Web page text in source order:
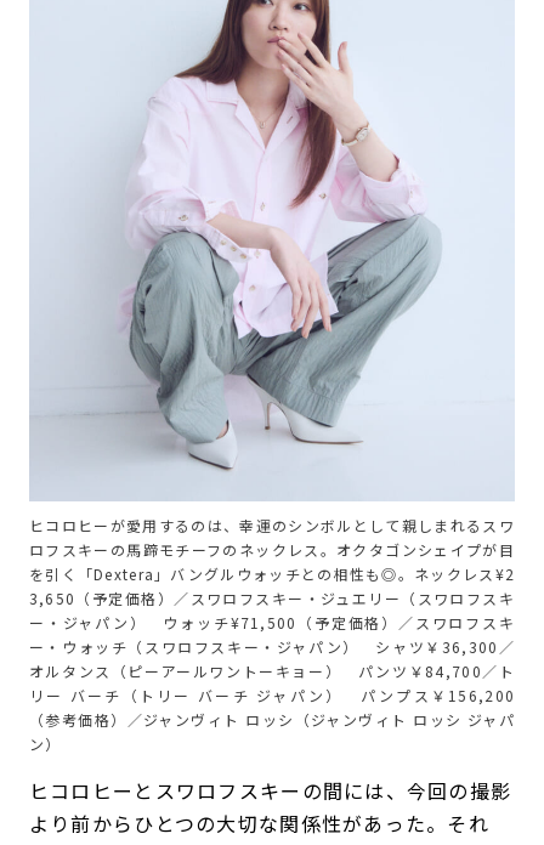
ヒコロヒーが愛用するのは、幸運のシンボルとして親しまれるスワ
ロフスキーの馬蹄モチーフのネックレス。オクタゴンシェイプが目
を引く「Dextera」バングルウォッチとの相性も◎。ネックレス¥2
3,650（予定価格）／スワロフスキー・ジュエリー（スワロフスキ
ー・ジャパン） ウォッチ¥71,500（予定価格）／スワロフスキ
ー・ウォッチ（スワロフスキー・ジャパン） シャツ￥36,300／
オルタンス（ピーアールワントーキョー） パンツ￥84,700／ト
リー バーチ（トリー バーチ ジャパン） パンプス￥156,200
（参考価格）／ジャンヴィト ロッシ（ジャンヴィト ロッシ ジャパ
ン）
ヒコロヒーとスワロフスキーの間には、今回の撮影
より前からひとつの大切な関係性があった。それ